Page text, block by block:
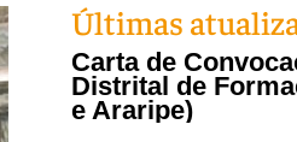
Últimas
Carta de
Distrital de
e Araripe)